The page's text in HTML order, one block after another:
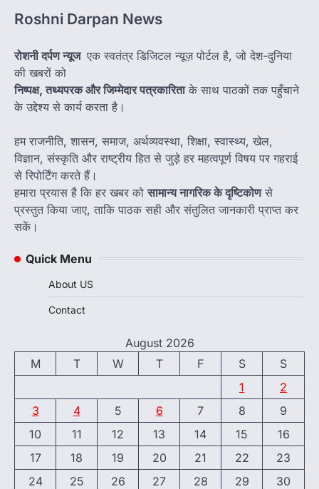
Roshni Darpan News
रोशनी दर्पण न्यूज एक स्वतंत्र डिजिटल न्यूज़ पोर्टल है, जो देश-दुनिया
की खबरों को
निष्पक्ष, तथ्यपरक और जिम्मेदार पत्रकारिताके साथ पाठकों तक पहुँचाने
के उद्देश्य से कार्य करता है।
हम राजनीति, शासन, समाज, अर्थव्यवस्था, शिक्षा, स्वास्थ्य, खेल,
विज्ञान, संस्कृति और राष्ट्रीय हित से जुड़े हर महत्वपूर्ण विषय पर गहराई
से रिपोर्टिंग करते हैं।
हमारा प्रयास है कि हर खबर कोसामान्य नागरिक के दृष्टिकोणसे
प्रस्तुत किया जाए, ताकि पाठक सही और संतुलित जानकारी प्राप्त कर
सकें।
Quick Menu
About US
Contact
August 2026
M
T W T F S
S
1
2
3
4 5 6 7 8
9
10
11 12 13 14 15
16
17
18 19 20 21 22
23
24
25 26 27 28 29
30